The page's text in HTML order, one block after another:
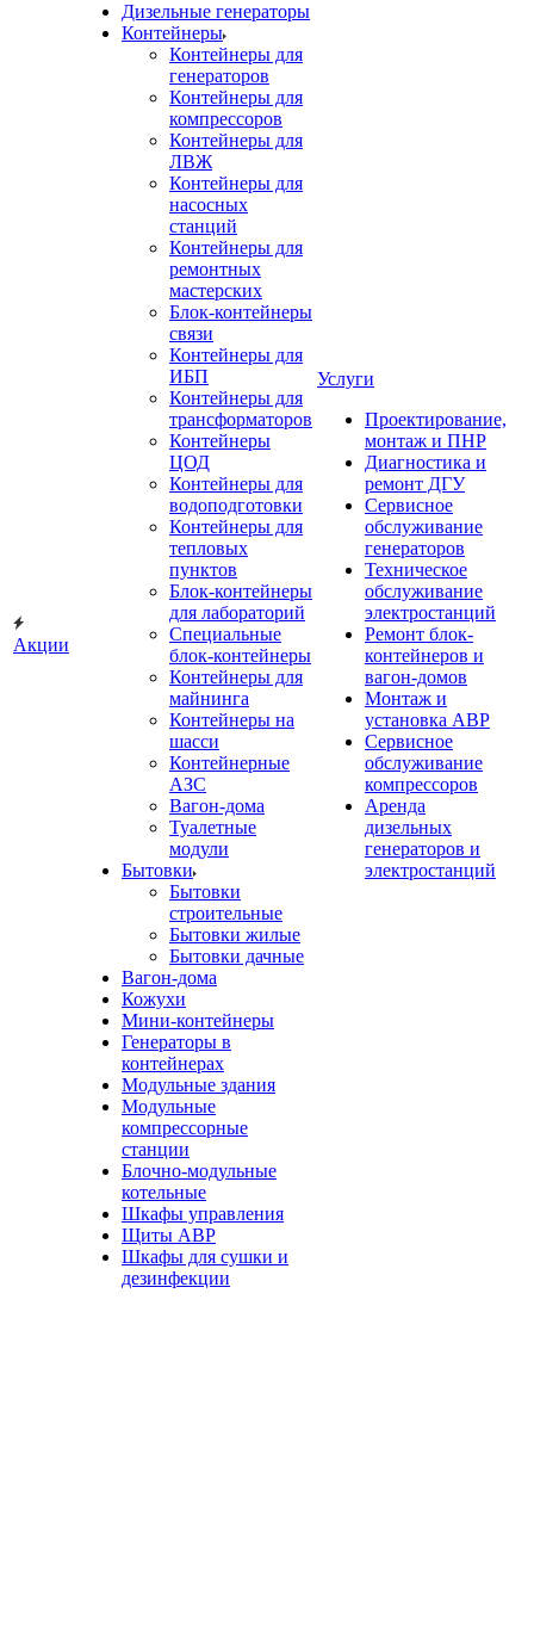
Акции
Дизельные генераторы
Контейнеры
Контейнеры для
генераторов
Контейнеры для
компрессоров
Контейнеры для
ЛВЖ
Контейнеры для
насосных
станций
Контейнеры для
ремонтных
мастерских
Блок-контейнеры
связи
Контейнеры для
ИБП
Контейнеры для
трансформаторов
Контейнеры
ЦОД
Контейнеры для
водоподготовки
Контейнеры для
тепловых
пунктов
Блок-контейнеры
для лабораторий
Специальные
блок-контейнеры
Контейнеры для
майнинга
Контейнеры на
шасси
Контейнерные
АЗС
Вагон-дома
Туалетные
модули
Бытовки
Бытовки
строительные
Бытовки жилые
Бытовки дачные
Вагон-дома
Кожухи
Мини-контейнеры
Генераторы в
контейнерах
Модульные здания
Модульные
компрессорные
станции
Блочно-модульные
котельные
Шкафы управления
Щиты АВР
Шкафы для сушки и
дезинфекции
Услуги
Проектирование,
монтаж и ПНР
Диагностика и
ремонт ДГУ
Сервисное
обслуживание
генераторов
Техническое
обслуживание
электростанций
Ремонт блок-
контейнеров и
вагон-домов
Монтаж и
установка АВР
Сервисное
обслуживание
компрессоров
Аренда
дизельных
генераторов и
электростанций